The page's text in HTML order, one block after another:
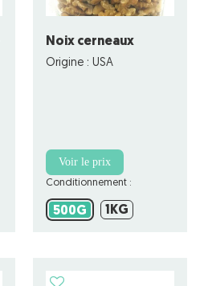
Noix cerneaux
Origine : USA
Voir le prix
Conditionnement :
500G 500G
1KG